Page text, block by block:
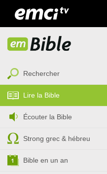
Rechercher
Lire la Bible
Écouter la Bible
Strong grec & hébreu
Bible en un an